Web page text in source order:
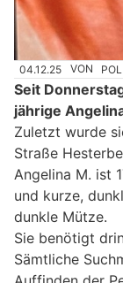
04.12.25 VON
Seit
jährige
Zuletzt wurde
Straße
Angelina M. ist
und kurze,
dunkle Mütze.
Sie benötigt
Sämtliche